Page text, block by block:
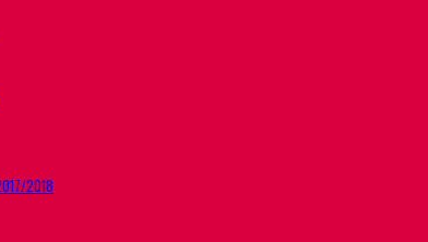
2018